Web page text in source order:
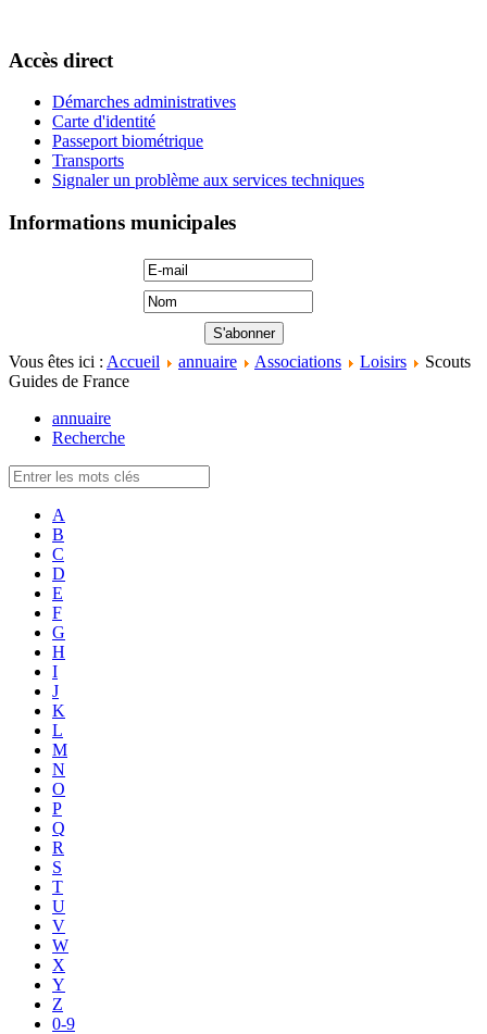
Accès direct
Démarches administratives
Carte d'identité
Passeport biométrique
Transports
Signaler un problème aux services techniques
Informations municipales
Vous êtes ici : Accueil annuaire Associations Loisirs
Scouts
Guides de France
annuaire
Recherche
A
B
C
D
E
F
G
H
I
J
K
L
M
N
O
P
Q
R
S
T
U
V
W
X
Y
Z
0-9